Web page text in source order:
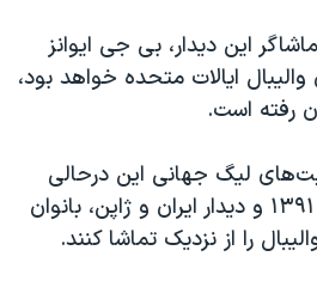
این دیدار، بی جی ایوانز
ایالات متحده خواهد بود،
رفته است.
لیگ جهانی این درحالی
است که تا شهریور سال ۱۳۹۱ و دیدار ایران و ژاپن، بانوان
را از نزدیک تماشا کنند.